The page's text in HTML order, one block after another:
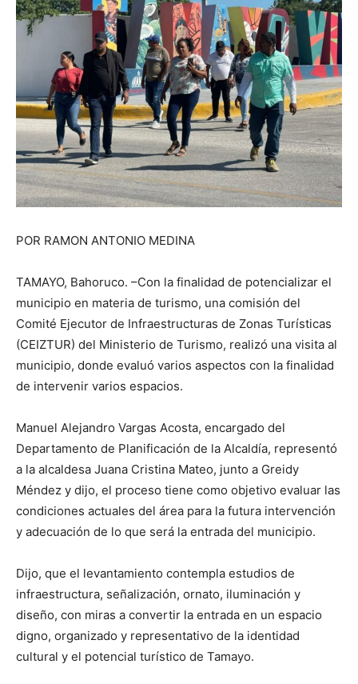
POR RAMON ANTONIO MEDINA
TAMAYO, Bahoruco. –Con la finalidad de potencializar el
municipio en materia de turismo, una comisión del
Comité Ejecutor de Infraestructuras de Zonas Turísticas
(CEIZTUR) del Ministerio de Turismo, realizó una visita al
municipio, donde evaluó varios aspectos con la finalidad
de intervenir varios espacios.
Manuel Alejandro Vargas Acosta, encargado del
Departamento de Planificación de la Alcaldía, representó
a la alcaldesa Juana Cristina Mateo, junto a Greidy
Méndez y dijo, el proceso tiene como objetivo evaluar las
condiciones actuales del área para la futura intervención
y adecuación de lo que será la entrada del municipio.
Dijo, que el levantamiento contempla estudios de
infraestructura, señalización, ornato, iluminación y
diseño, con miras a convertir la entrada en un espacio
digno, organizado y representativo de la identidad
cultural y el potencial turístico de Tamayo.